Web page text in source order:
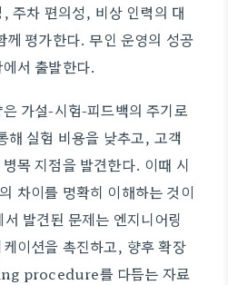
주차 편의성, 비상 인력의 대
께 평가한다. 무인 운영의 성공
서 출발한다.
가설-시험-피드백의 주기로
해 실험 비용을 낮추고, 고객
목 지점을 발견한다. 이때 시
차이를 명확히 이해하는 것이
발견된 문제는 엔지니어링
이션을 촉진하고, 향후 확장
procedure를 다듬는 자료